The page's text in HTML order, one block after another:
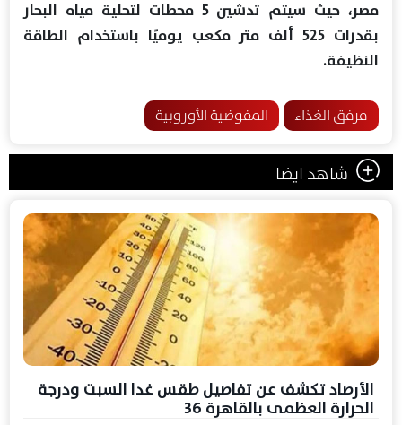
مصر، حيث سيتم تدشين 5 محطات لتحلية مياه البحار
بقدرات 525 ألف متر مكعب يوميًا باستخدام الطاقة
النظيفة.
مرفق الغذاء المفوضية الأوروبية
شاهد ايضا
الأرصاد تكشف عن تفاصيل طقس غدا السبت ودرجة
الحرارة العظمى بالقاهرة 36